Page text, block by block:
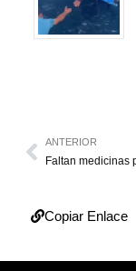
ANTERIOR
Copiar Enlace